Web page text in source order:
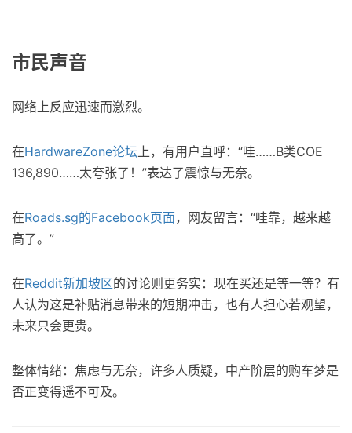
市民声音
网络上反应迅速而激烈。
在HardwareZone论坛上，有用户直呼：“哇……B类COE
136,890……太夸张了！”表达了震惊与无奈。
在Roads.sg的Facebook页面，网友留言：“哇靠，越来越
高了。”
在Reddit新加坡区的讨论则更务实：现在买还是等一等？有
人认为这是补贴消息带来的短期冲击，也有人担心若观望，
未来只会更贵。
整体情绪：焦虑与无奈，许多人质疑，中产阶层的购车梦是
否正变得遥不可及。